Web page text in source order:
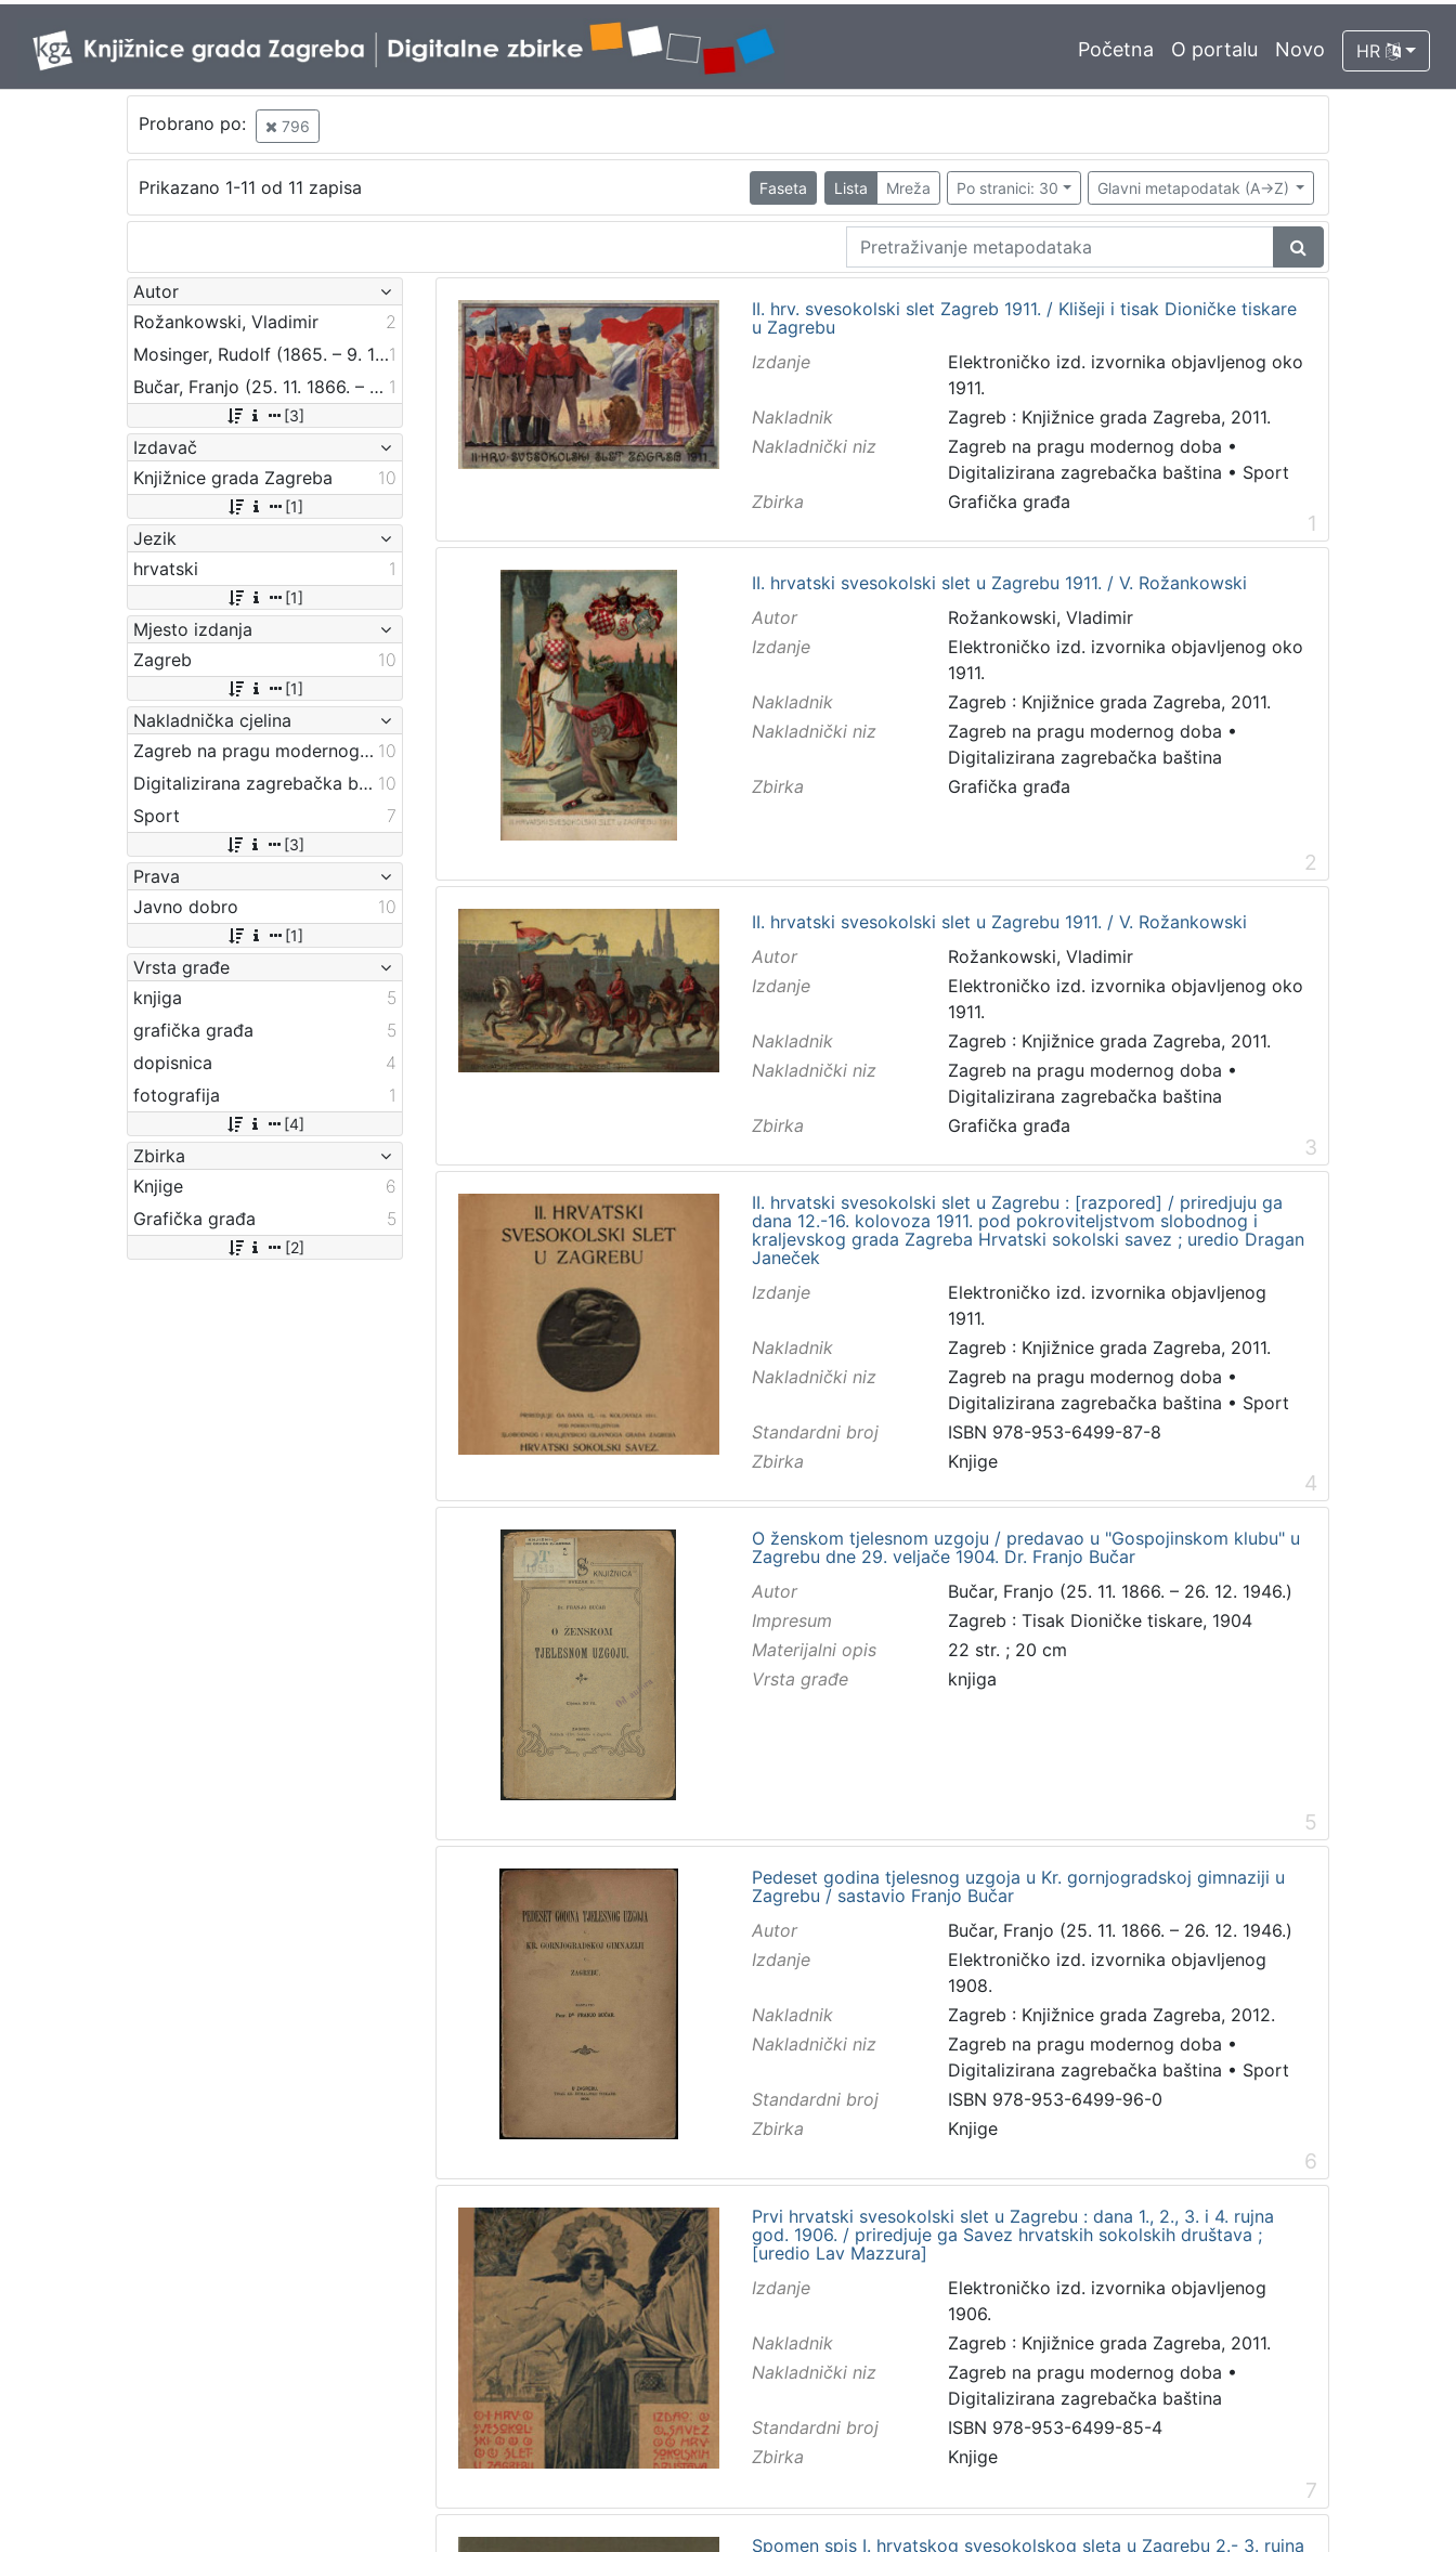
Početna O portalu Novo HR
Probrano po: 796
Prikazano 1-11 od 11 zapisa Faseta Lista Mreža Po stranici: 30 Glavni metapodatak (A->Z)
Autor
Rožankowski, Vladimir
2
Mosinger, Rudolf (1865. – 9. 10. 1918.)1
Bučar, Franjo (25. 11. 1866. – 26. 12. 1946.) 1
[3]
Izdavač
Knjižnice grada Zagreba
10
[1]
Jezik
hrvatski
1
[1]
Mjesto izdanja
Zagreb
10
[1]
Nakladnička cjelina
Zagreb na pragu modernog doba 10
Digitalizirana zagrebačka baština 10
Sport
7
[3]
Prava
Javno dobro
10
[1]
Vrsta građe
knjiga
5
grafička građa
5
dopisnica
4
fotografija
1
[4]
Zbirka
Knjige
6
Grafička građa
5
[2]
II. hrv. svesokolski slet Zagreb 1911. / Klišeji i tisak Dioničke tiskare
u Zagrebu
Izdanje
Elektroničko izd. izvornika objavljenog oko
1911.
Nakladnik
Zagreb : Knjižnice grada Zagreba, 2011.
Nakladnički niz
Zagreb na pragu modernog doba •
Digitalizirana zagrebačka baština • Sport
Zbirka
Grafička građa
1
II. hrvatski svesokolski slet u Zagrebu 1911. / V. Rožankowski
Autor
Rožankowski, Vladimir
Izdanje
Elektroničko izd. izvornika objavljenog oko
1911.
Nakladnik
Zagreb : Knjižnice grada Zagreba, 2011.
Nakladnički niz
Zagreb na pragu modernog doba •
Digitalizirana zagrebačka baština
Zbirka
Grafička građa
2
II. hrvatski svesokolski slet u Zagrebu 1911. / V. Rožankowski
Autor
Rožankowski, Vladimir
Izdanje
Elektroničko izd. izvornika objavljenog oko
1911.
Nakladnik
Zagreb : Knjižnice grada Zagreba, 2011.
Nakladnički niz
Zagreb na pragu modernog doba •
Digitalizirana zagrebačka baština
Zbirka
Grafička građa
3
II. hrvatski svesokolski slet u Zagrebu : [razpored] / priredjuju ga
dana 12.-16. kolovoza 1911. pod pokroviteljstvom slobodnog i
kraljevskog grada Zagreba Hrvatski sokolski savez ; uredio Dragan
Janeček
Izdanje
Elektroničko izd. izvornika objavljenog
1911.
Nakladnik
Zagreb : Knjižnice grada Zagreba, 2011.
Nakladnički niz
Zagreb na pragu modernog doba •
Digitalizirana zagrebačka baština • Sport
Standardni broj
ISBN 978-953-6499-87-8
Zbirka
Knjige
4
O ženskom tjelesnom uzgoju / predavao u "Gospojinskom klubu" u
Zagrebu dne 29. veljače 1904. Dr. Franjo Bučar
Autor
Bučar, Franjo (25. 11. 1866. – 26. 12. 1946.)
Impresum
Zagreb : Tisak Dioničke tiskare, 1904
Materijalni opis
22 str. ; 20 cm
Vrsta građe
knjiga
5
Pedeset godina tjelesnog uzgoja u Kr. gornjogradskoj gimnaziji u
Zagrebu / sastavio Franjo Bučar
Autor
Bučar, Franjo (25. 11. 1866. – 26. 12. 1946.)
Izdanje
Elektroničko izd. izvornika objavljenog
1908.
Nakladnik
Zagreb : Knjižnice grada Zagreba, 2012.
Nakladnički niz
Zagreb na pragu modernog doba •
Digitalizirana zagrebačka baština • Sport
Standardni broj
ISBN 978-953-6499-96-0
Zbirka
Knjige
6
Prvi hrvatski svesokolski slet u Zagrebu : dana 1., 2., 3. i 4. rujna
god. 1906. / priredjuje ga Savez hrvatskih sokolskih društava ;
[uredio Lav Mazzura]
Izdanje
Elektroničko izd. izvornika objavljenog
1906.
Nakladnik
Zagreb : Knjižnice grada Zagreba, 2011.
Nakladnički niz
Zagreb na pragu modernog doba •
Digitalizirana zagrebačka baština
Standardni broj
ISBN 978-953-6499-85-4
Zbirka
Knjige
7
Spomen spis I. hrvatskog svesokolskog sleta u Zagrebu 2.- 3. rujna